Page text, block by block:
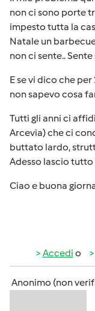
non ci sono porte
impesto tutta la
Natale un
non ci sente.. Sente
E se vi dico che
non sapevo cosa
Tutti gli anni ci
Arcevia) che ci
buttato lardo,
Adesso lascio
Ciao e buona
Accedi o
Anonimo (non